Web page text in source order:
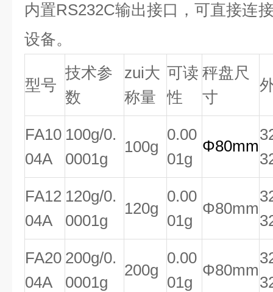
内置RS232C输出接口，可直接连
设备。
型号
技术参
数
zui大
称量
可读
性
秤盘尺
寸
FA10
04A
100g/0.
0001g
100g
0.00
01g
Φ80mm
FA12
04A
120g/0.
0001g
120g
0.00
01g
Φ80mm
FA20
04A
200g/0.
0001g
200g
0.00
01g
Φ80mm